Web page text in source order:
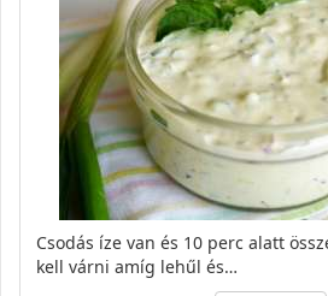
Csodás íze van és 10 perc alatt
kell várni amíg lehűl és…